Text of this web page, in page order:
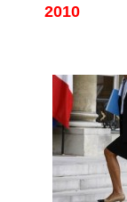
2010